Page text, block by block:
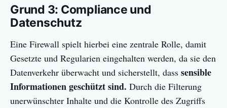
Grund 3: Compliance und
Datenschutz
Eine Firewall spielt hierbei eine zentrale Rolle, damit
Gesetzte und Regularien eingehalten werden, da sie den
Datenverkehr überwacht und sicherstellt, dass sensible
Informationen geschützt sind. Durch die Filterung
unerwünschter Inhalte und die Kontrolle des Zugriffs